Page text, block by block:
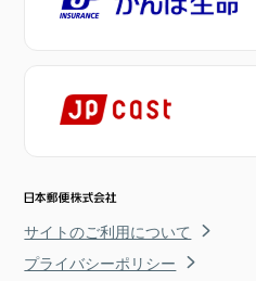
サイトのご利用について
プライバシーポリシー